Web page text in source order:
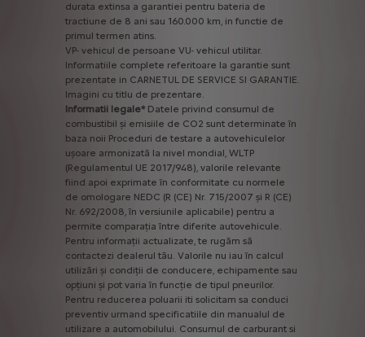
durata extinsa a garantiei pentru bateria de
tractiune de 8 ani sau 160.000 km, in functie de
primul termen atins.
VP- vehicul de persoane VU- vehicul utilitar.
Informatiile complete referitoare la garantie sunt
prezentate in CARNETUL DE SERVICE SI GARANTIE.
Imagini cu titlu de prezentare.
Informatii legale* Datele privind consumul de
combustibil și emisiile de CO2 sunt determinate în
baza noii Proceduri de testare a autovehiculelor
ușoare armonizată la nivel mondial, WLTP
(Regulamentul UE 2017/948), valorile relevante
fiind apoi exprimate în conformitate cu normele
de omologare NEDC (R (CE) Nr. 715/2007 și R (CE)
Nr. 692/2008, în versiunile aplicabile) pentru a
permite comparația între diferite autovehicule.
Pentru informații actualizate, te rugăm să
contactezi dealerul tău. Valorile nu iau în calcul
utilizări și condiții de conducere, echipamente sau
opțiuni și pot varia în funcție de tipul pneurilor.
Pentru reducerea poluarii iti solicitam sa conduci
preventiv urmand specificatiile din manualul de
utilizare a automobilului. Consumul de carburant si